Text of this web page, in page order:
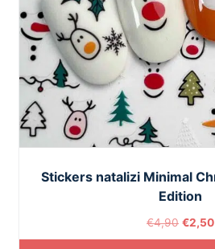
Stickers natalizi Minimal
Edition
€4,90 €2,50